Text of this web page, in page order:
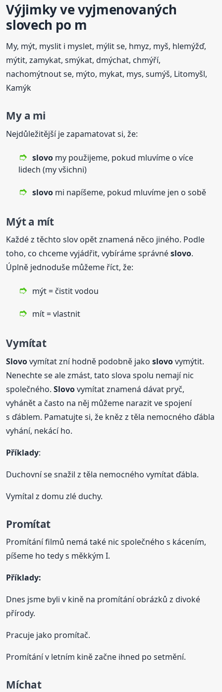
Výjimky ve vyjmenovaných
slovech po m
My, mýt, myslit i myslet, mýlit se, hmyz, myš, hlemýžď,
mýtit, zamykat, smýkat, dmýchat, chmýří,
nachomýtnout se, mýto, mykat, mys, sumýš, Litomyšl,
Kamýk
My a mi
Nejdůležitější je zapamatovat si, že:
slovo my použijeme, pokud mluvíme o více
lidech (my všichni)
slovo mi napíšeme, pokud mluvíme jen o sobě
Mýt a mít
Každé z těchto slov opět znamená něco jiného. Podle
toho, co chceme vyjádřit, vybíráme správnéslovo.
Úplně jednoduše můžeme říct, že:
mýt = čistit vodou
mít = vlastnit
Vymítat
Slovovymítat zní hodně podobně jakoslovovymýtit.
Nenechte se ale zmást, tato slova spolu nemají nic
společného.Slovovymítat znamená dávat pryč,
vyhánět a často na něj můžeme narazit ve spojení
s ďáblem. Pamatujte si, že kněz z těla nemocného ďábla
vyhání, nekácí ho.
Příklady:
Duchovní se snažil z těla nemocného vymítat ďábla.
Vymítal z domu zlé duchy.
Promítat
Promítání filmů nemá také nic společného s kácením,
píšeme ho tedy s měkkým I.
Příklady:
Dnes jsme byli v kině na promítání obrázků z divoké
přírody.
Pracuje jako promítač.
Promítání v letním kině začne ihned po setmění.
Míchat